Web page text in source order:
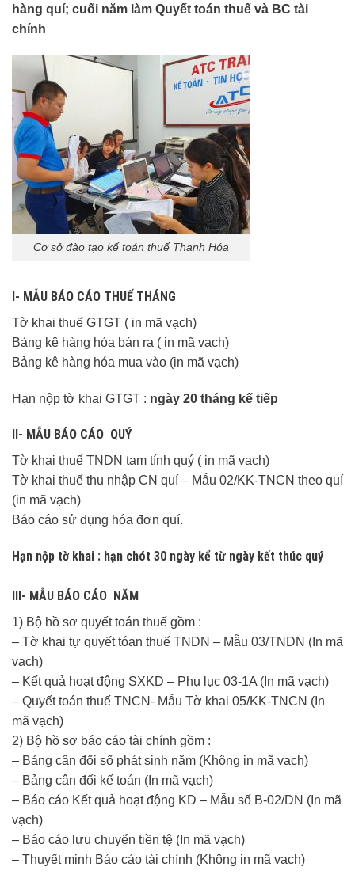
hàng quí; cuối năm làm Quyết toán thuế và BC tài
chính
Cơ sở đào tạo kế toán thuế Thanh Hóa
I- MẪU BÁO CÁO THUẾ THÁNG
Tờ khai thuế GTGT ( in mã vạch)
Bảng kê hàng hóa bán ra ( in mã vạch)
Bảng kê hàng hóa mua vào (in mã vạch)
Hạn nộp tờ khai GTGT : ngày 20 tháng kế tiếp
II- MẪU BÁO CÁO QUÝ
Tờ khai thuế TNDN tạm tính quý ( in mã vạch)
Tờ khai thuế thu nhập CN quí – Mẫu 02/KK-TNCN theo quí
(in mã vạch)
Báo cáo sử dụng hóa đơn quí.
Hạn nộp tờ khai : hạn chót 30 ngày kể từ ngày kết thúc quý
III- MẪU BÁO CÁO NĂM
1) Bộ hồ sơ quyết toán thuế gồm :
– Tờ khai tự quyết tóan thuế TNDN – Mẫu 03/TNDN (In mã
vạch)
– Kết quả hoạt động SXKD – Phụ lục 03-1A (In mã vạch)
– Quyết toán thuế TNCN- Mẫu Tờ khai 05/KK-TNCN (In
mã vạch)
2) Bộ hồ sơ báo cáo tài chính gồm :
– Bảng cân đối số phát sinh năm (Không in mã vạch)
– Bảng cân đối kế toán (In mã vạch)
– Báo cáo Kết quả hoạt động KD – Mẫu số B-02/DN (In mã
vạch)
– Báo cáo lưu chuyển tiền tệ (In mã vạch)
– Thuyết minh Báo cáo tài chính (Không in mã vạch)